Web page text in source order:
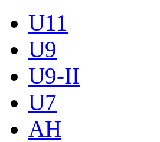
U11
U9
U9-II
U7
AH